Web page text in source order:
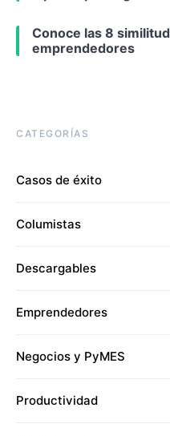
Conoce las 8
emprendedores
CATEGORÍAS
Casos de éxito
Columistas
Descargables
Emprendedores
Negocios y PyMES
Productividad